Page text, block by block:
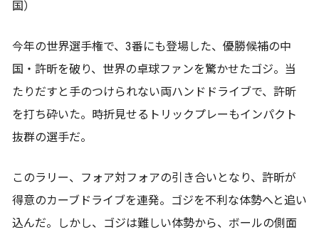
国）
今年の世界選手権で、3番にも登場した、優勝候補の中
国・許昕を破り、世界の卓球ファンを驚かせたゴジ。当
たりだすと手のつけられない両ハンドドライブで、許昕
を打ち砕いた。時折見せるトリックプレーもインパクト
抜群の選手だ。
このラリー、フォア対フォアの引き合いとなり、許昕が
得意のカーブドライブを連発。ゴジを不利な体勢へと追い
込んだ。しかし、ゴジは難しい体勢から、ボールの側面